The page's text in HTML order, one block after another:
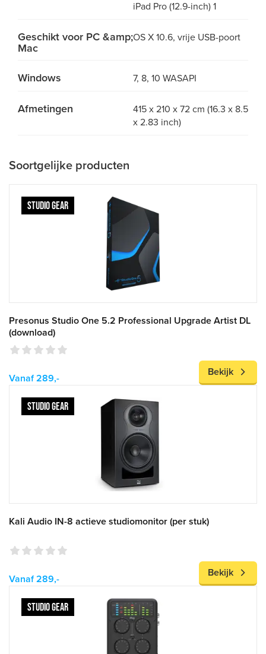
iPad Pro (12.9-inch) 1
Geschikt voor PC &amp;
Mac
OS X 10.6, vrije USB-poort
Windows 7, 8, 10 WASAPI
Afmetingen
415 x 210 x 72 cm (16.3 x 8.5
x 2.83 inch)
Soortgelijke producten
STUDIO GEAR
Presonus Studio One 5.2 Professional Upgrade Artist DL
(download)
Vanaf 289,-
Bekijk
STUDIO GEAR
Kali Audio IN-8 actieve studiomonitor (per stuk)
Vanaf 289,-
Bekijk
STUDIO GEAR